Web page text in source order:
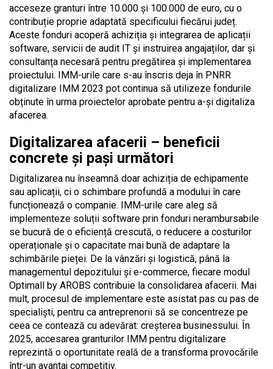
acceseze granturi între 10.000 și 100.000 de euro, cu o
contribuție proprie adaptată specificului fiecărui județ.
Aceste fonduri acoperă achiziția și integrarea de aplicații
software, servicii de audit IT și instruirea angajaților, dar și
consultanța necesară pentru pregătirea și implementarea
proiectului. IMM-urile care s-au înscris deja în PNRR
digitalizare IMM 2023 pot continua să utilizeze fondurile
obținute în urma proiectelor aprobate pentru a-și digitaliza
afacerea.
Digitalizarea afacerii – beneficii
concrete și pași următori
Digitalizarea nu înseamnă doar achiziția de echipamente
sau aplicații, ci o schimbare profundă a modului în care
funcționează o companie. IMM-urile care aleg să
implementeze soluții software prin fonduri nerambursabile
se bucură de o eficiență crescută, o reducere a costurilor
operaționale și o capacitate mai bună de adaptare la
schimbările pieței. De la vânzări și logistică, până la
managementul depozitului și e-commerce, fiecare modul
Optimall by AROBS contribuie la consolidarea afacerii. Mai
mult, procesul de implementare este asistat pas cu pas de
specialiști, pentru ca antreprenorii să se concentreze pe
ceea ce contează cu adevărat: creșterea businessului. În
2025, accesarea granturilor IMM pentru digitalizare
reprezintă o oportunitate reală de a transforma provocările
într-un avantaj competitiv.